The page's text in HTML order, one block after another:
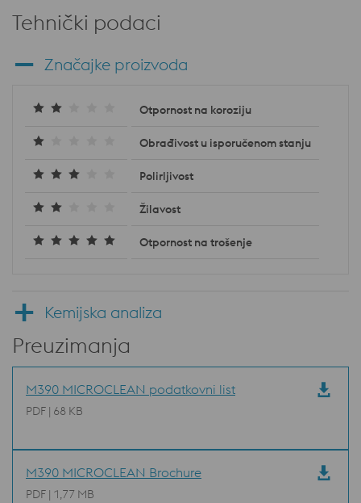
Tehnički podaci
Značajke proizvoda
Otpornost na koroziju
Obrađivost u isporučenom stanju
Polirljivost
Žilavost
Otpornost na trošenje
Kemijska analiza
Preuzimanja
M390 MICROCLEAN podatkovni list
PDF | 68 KB
M390 MICROCLEAN Brochure
PDF | 1,77 MB